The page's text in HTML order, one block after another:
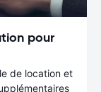
pour
de location et